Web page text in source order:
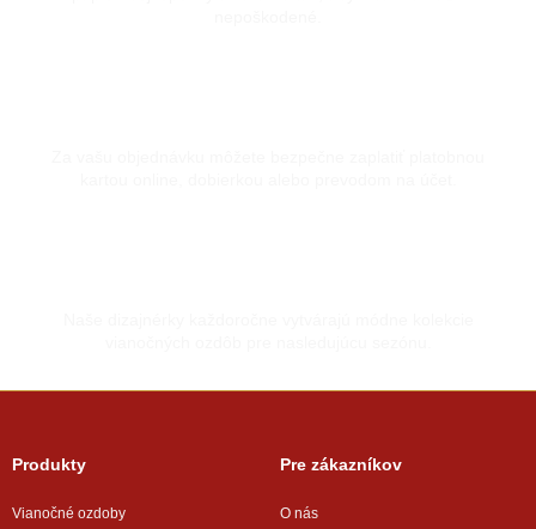
Produkty
Vianočné ozdoby
Pre zákazníkov
O nás